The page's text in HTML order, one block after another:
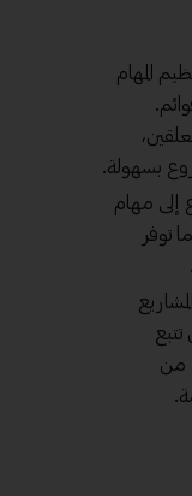
المهام
بسهولة.
إلى مهام
توفر
من